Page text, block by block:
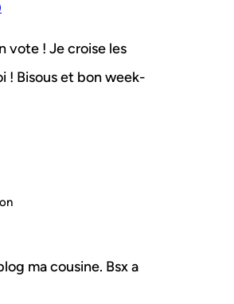
vote ! Je croise les
! Bisous et bon week-
ma cousine. Bsx a